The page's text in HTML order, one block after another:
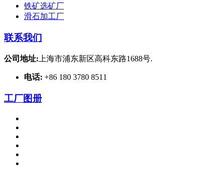
铁矿选矿厂
滑石加工厂
联系我们
公司地址: 上海市浦东新区高科东路1688号.
电话: +86 180 3780 8511
工厂图册